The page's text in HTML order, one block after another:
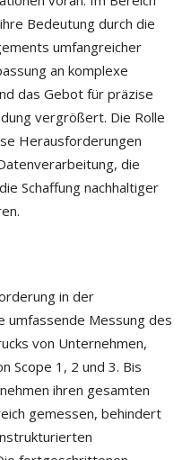
Bedeutung durch die
umfangreicher
an komplexe
das Gebot für präzise
vergrößert. Die Rolle
Herausforderungen
die
Schaffung nachhaltiger
in der
umfassende Messung des
von Unternehmen,
Scope 1, 2 und 3. Bis
ihren gesamten
gemessen, behindert